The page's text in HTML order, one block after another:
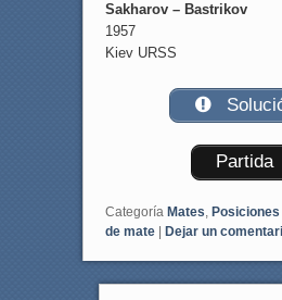
Sakharov – Bastrikov
1957
Kiev URSS
Partida
Categoría Mates Posiciones
de mate | Dejar un